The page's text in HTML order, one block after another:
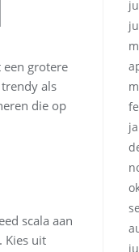
grotere
als
die op
scala aan
Kies uit